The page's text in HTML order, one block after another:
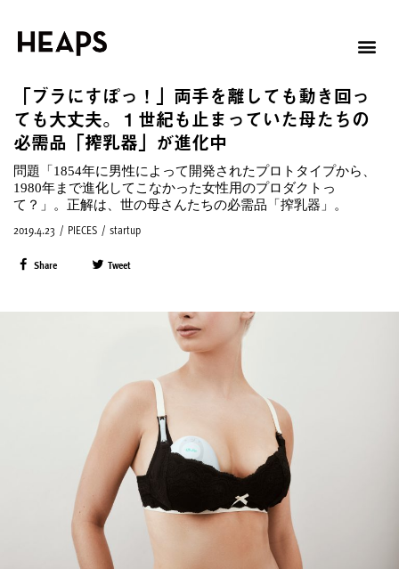
「ブラにすぽっ！」両手を離しても動き回っ
ても大丈夫。１世紀も止まっていた母たちの
必需品「搾乳器」が進化中
問題「1854年に男性によって開発されたプロトタイプから、
1980年まで進化してこなかった女性用のプロダクトっ
て？」。正解は、世の母さんたちの必需品「搾乳器」。
2019.4.23 / PIECES / startup
Share Tweet